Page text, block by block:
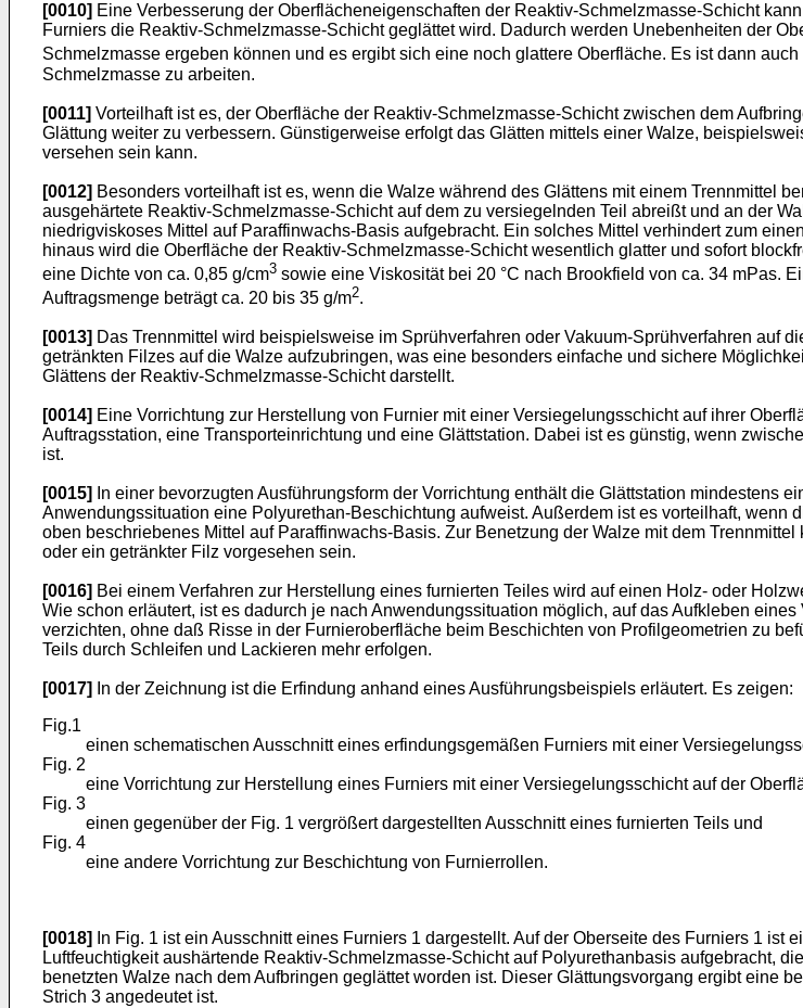
[0010] Eine Verbesserung der Oberflächeneigenschaften der Reaktiv-Schmelzmasse-Schicht
Furniers die Reaktiv-Schmelzmasse-Schicht geglättet wird. Dadurch werden Unebenheiten der
Schmelzmasse ergeben können und es ergibt sich eine noch glattere Oberfläche. Es ist dann
Schmelzmasse zu arbeiten.
[0011] Vorteilhaft ist es, der Oberfläche der Reaktiv-Schmelzmasse-Schicht zwischen dem
Glättung weiter zu verbessern. Günstigerweise erfolgt das Glätten mittels einer Walze,
versehen sein kann.
[0012] Besonders vorteilhaft ist es, wenn die Walze während des Glättens mit einem Trennmittel
ausgehärtete Reaktiv-Schmelzmasse-Schicht auf dem zu versiegelnden Teil abreißt und an der
niedrigviskoses Mittel auf Paraffinwachs-Basis aufgebracht. Ein solches Mittel verhindert zum
hinaus wird die Oberfläche der Reaktiv-Schmelzmasse-Schicht wesentlich glatter und sofort
eine Dichte von ca. 0,85 g/cm3 sowie eine Viskosität bei 20 °C nach Brookfield von ca. 34 mPas.
Auftragsmenge beträgt ca. 20 bis 35 g/m2.
[0013] Das Trennmittel wird beispielsweise im Sprühverfahren oder Vakuum-Sprühverfahren auf
getränkten Filzes auf die Walze aufzubringen, was eine besonders einfache und sichere
Glättens der Reaktiv-Schmelzmasse-Schicht darstellt.
[0014] Eine Vorrichtung zur Herstellung von Furnier mit einer Versiegelungsschicht auf ihrer
Auftragsstation, eine Transporteinrichtung und eine Glättstation. Dabei ist es günstig, wenn
ist.
[0015]
In einer bevorzugten Ausführungsform der Vorrichtung enthält die Glättstation mindestens
Anwendungssituation eine Polyurethan-Beschichtung aufweist. Außerdem ist es vorteilhaft, wenn
oben beschriebenes Mittel auf Paraffinwachs-Basis. Zur Benetzung der Walze mit dem
oder ein getränkter Filz vorgesehen sein.
[0016] Bei einem Verfahren zur Herstellung eines furnierten Teiles wird auf einen Holz- oder
Wie schon erläutert, ist es dadurch je nach Anwendungssituation möglich, auf das Aufkleben
verzichten, ohne daß Risse in der Furnieroberfläche beim Beschichten von Profilgeometrien zu
Teils durch Schleifen und Lackieren mehr erfolgen.
[0017]
In der Zeichnung ist die Erfindung anhand eines Ausführungsbeispiels erläutert. Es zeigen:
Fig.1
einen schematischen Ausschnitt eines erfindungsgemäßen Furniers mit einer
Fig. 2
eine Vorrichtung zur Herstellung eines Furniers mit einer Versiegelungsschicht auf der
Fig. 3
einen gegenüber der Fig. 1 vergrößert dargestellten Ausschnitt eines furnierten Teils und
Fig. 4
eine andere Vorrichtung zur Beschichtung von Furnierrollen.
[0018]
In Fig. 1 ist ein Ausschnitt eines Furniers 1 dargestellt. Auf der Oberseite des Furniers 1
Luftfeuchtigkeit aushärtende Reaktiv-Schmelzmasse-Schicht auf Polyurethanbasis aufgebracht,
benetzten Walze nach dem Aufbringen geglättet worden ist. Dieser Glättungsvorgang ergibt eine
Strich 3 angedeutet ist.